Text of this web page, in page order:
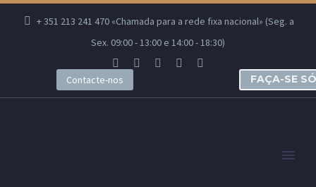
+ 351 213 241 470 «Chamada para a rede fixa nacional» (Seg. a
Sex. 09:00 - 13:00 e 14:00 - 18:30)
Contacte-nos FAÇA-SE